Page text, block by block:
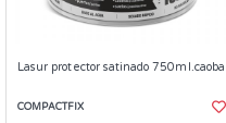
Lasur protector satinado 750ml.caoba
COMPACTFIX